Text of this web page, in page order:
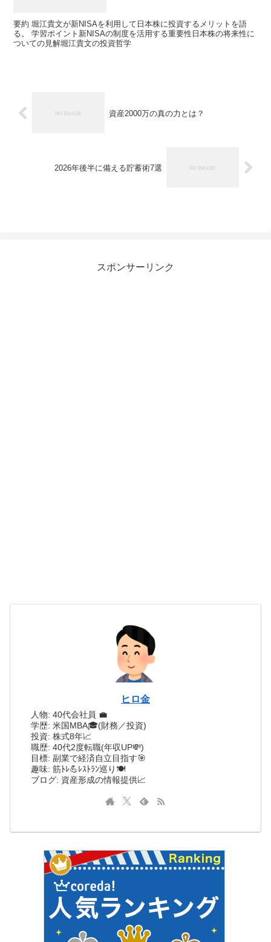
要約 堀江貴文が新NISAを利用して日本株に投資するメリットを語
る。 学習ポイント新NISAの制度を活用する重要性日本株の将来性に
ついての見解堀江貴文の投資哲学
資産2000万の真の力とは？
2026年後半に備える貯蓄術7選
スポンサーリンク
ヒロ金
人物: 40代会社員 💼
学歴: 米国MBA🎓(財務／投資)
投資: 株式8年📈
職歴: 40代2度転職(年収UP💸)
目標: 副業で経済自立目指す🎯
趣味: 筋ﾄﾚ💪ﾚｽﾄﾗﾝ巡り🍽️
ブログ: 資産形成の情報提供📈